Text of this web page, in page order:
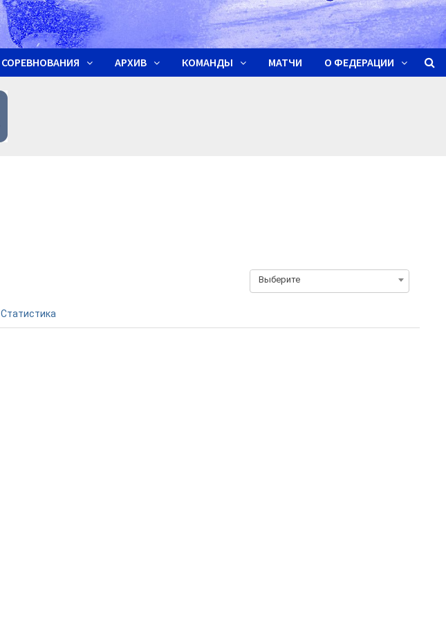
СОРЕВНОВАНИЯ АРХИВ КОМАНДЫ МАТЧИ О ФЕДЕРАЦИИ
Выберите
Статистика